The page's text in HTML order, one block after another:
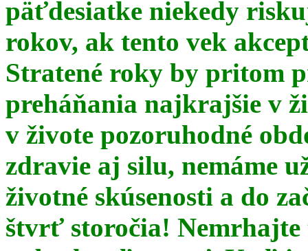
päťdesiatke niekedy
rokov, ak tento vek
Stratené roky by pritom
preháňania najkrajšie v
v živote pozoruhodné
zdravie aj silu, nemáme
životné skúsenosti a do
štvrť storočia!